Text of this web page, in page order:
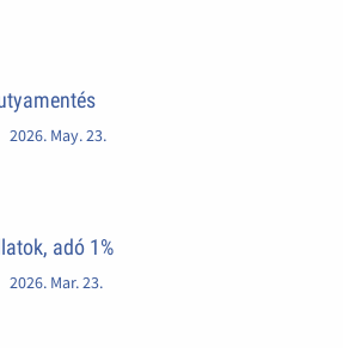
2026. May. 23.
adó 1%
2026. Mar. 23.